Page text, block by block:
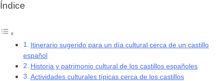
Índice
Itinerario sugerido para un día cultural cerca de un castillo
español
Historia y patrimonio cultural de los castillos españoles
Actividades culturales típicas cerca de los castillos